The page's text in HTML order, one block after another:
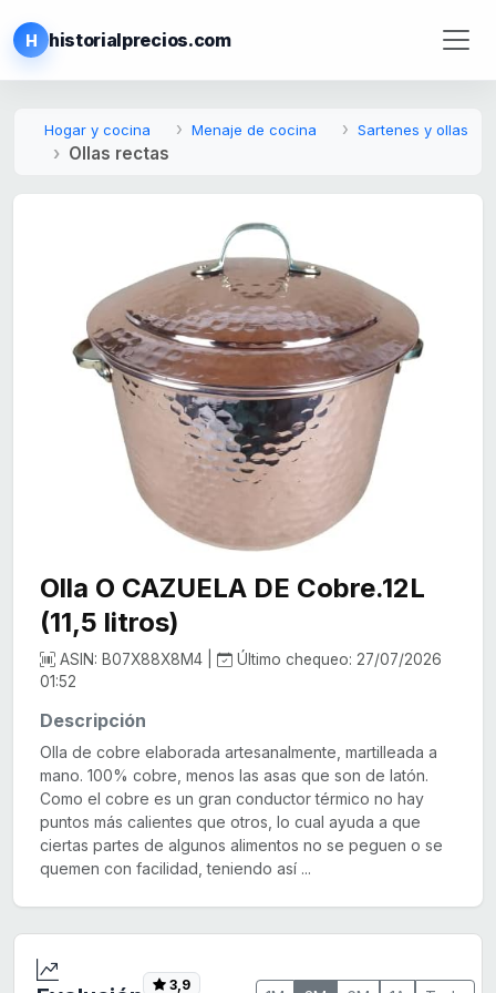
H historialprecios.com
Hogar y cocina Menaje de cocina Sartenes y ollas
Ollas rectas
Olla O CAZUELA DE Cobre.12L
(11,5 litros)
ASIN: B07X88X8M4 |
Último chequeo: 27/07/2026
01:52
Descripción
Olla de cobre elaborada artesanalmente, martilleada a
mano. 100% cobre, menos las asas que son de latón.
Como el cobre es un gran conductor térmico no hay
puntos más calientes que otros, lo cual ayuda a que
ciertas partes de algunos alimentos no se peguen o se
quemen con facilidad, teniendo así ...
3,9